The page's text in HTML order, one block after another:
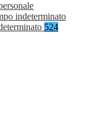
indeterminato
524